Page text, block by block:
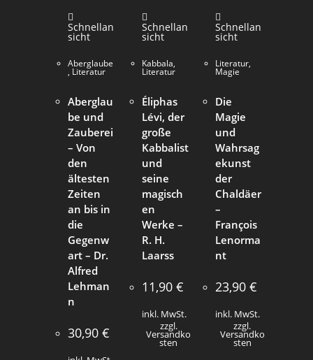
Schnellan
sicht
Aberglaube
, Literatur
Aberglau
be und
Zauberei
– Von
den
ältesten
Zeiten
an bis in
die
Gegenw
art – Dr.
Alfred
Lehman
n
30,90€
Schnellan
sicht
Kabbala,
Literatur
Éliphas
Lévi, der
große
Kabbalist
und
seine
magisch
en
Werke –
R. H.
Laarss
11,90 €
inkl. MwSt.
zzgl.
Versandko
sten
Schnellan
sicht
Literatur,
Magie
Die
Magie
und
Wahrsag
ekunst
der
Chaldäer
–
François
Lenorma
nt
23,90 €
inkl. MwSt.
zzgl.
Versandko
sten